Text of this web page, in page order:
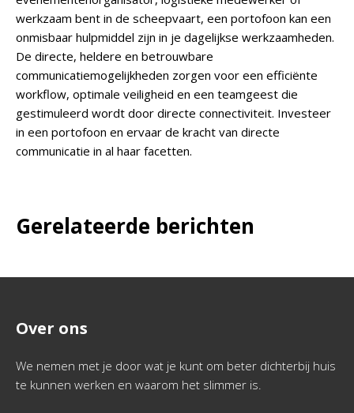
werkzaam bent in de scheepvaart, een portofoon kan een
onmisbaar hulpmiddel zijn in je dagelijkse werkzaamheden.
De directe, heldere en betrouwbare
communicatiemogelijkheden zorgen voor een efficiënte
workflow, optimale veiligheid en een teamgeest die
gestimuleerd wordt door directe connectiviteit. Investeer
in een portofoon en ervaar de kracht van directe
communicatie in al haar facetten.
Gerelateerde berichten
Over ons
We nemen met je door wat je kunt om beter dichterbij huis
te kunnen werken en waarom het slimmer is.